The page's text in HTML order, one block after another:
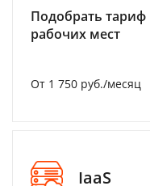
Подобрать
рабочих мест
От 1 750 руб./месяц
IaaS